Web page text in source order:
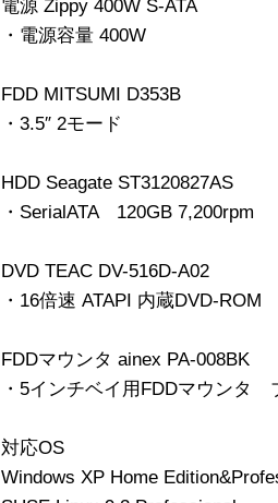
電源 Zippy 400W S-ATA
・電源容量 400W
FDD MITSUMI D353B
・3.5″ 2モード
HDD Seagate ST3120827AS
・SerialATA 120GB 7,200rpm
DVD TEAC DV-516D-A02
・16倍速 ATAPI 内蔵DVD-ROM
FDDマウンタ ainex PA-008BK
・5インチベイ用FDDマウンタ
対応OS
Windows XP Home